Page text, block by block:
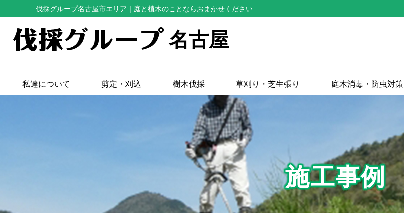
伐採グループ名古屋市エリア ｜庭と植木のことならおまかせください
名古屋
私達について 剪定・刈込 樹木伐採 草刈り・芝生張り 庭木消毒・防虫対策
施工事例